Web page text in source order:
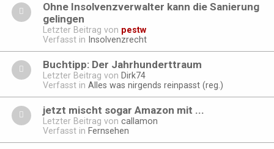
Ohne Insolvenzverwalter kann die Sanierung
gelingen
Letzter Beitrag von pestw
Verfasst in Insolvenzrecht
Buchtipp: Der Jahrhunderttraum
Letzter Beitrag von Dirk74
Verfasst in Alles was nirgends reinpasst (reg.)
jetzt mischt sogar Amazon mit ...
Letzter Beitrag von callamon
Verfasst in Fernsehen